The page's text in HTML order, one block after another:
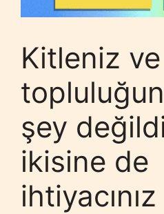
Kitleniz ve
şey
ikisine de